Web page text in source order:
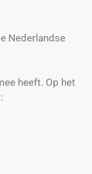
Nederlandse
heeft. Op het